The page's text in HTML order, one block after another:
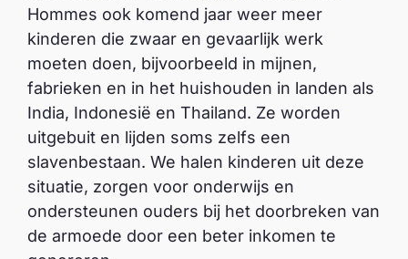
Hommes ook komend jaar weer meer
kinderen die zwaar en gevaarlijk werk
moeten doen, bijvoorbeeld in mijnen,
fabrieken en in het huishouden in landen als
India, Indonesië en Thailand. Ze worden
uitgebuit en lijden soms zelfs een
slavenbestaan. We halen kinderen uit deze
situatie, zorgen voor onderwijs en
ondersteunen ouders bij het doorbreken van
de armoede door een beter inkomen te